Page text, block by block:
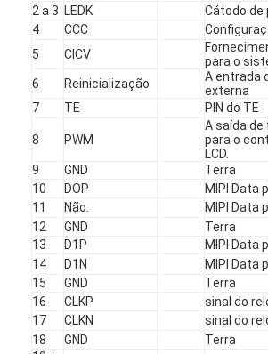
Casos
Exibição LCD TFT
IPS da exposição de TFT LCD
Display LCD quadrado
Exibição LCD circular
exposição de Epaper da E-tinta
TFT LCD capacitivo touchscreen
2 a 3 LEDK
Cátodo de
4
CCC
5
CICV
para o
6
Reinicialização
A entrada
externa
7
TE PIN do TE
8 PWM
A saída de
para o
LCD.
9
GND
Terra
10
DOP
MIPI Data
11
Não.
MIPI Data
12
GND
Terra
13
D1P
MIPI Data
14
D1N
MIPI Data
15
GND
Terra
16
CLKP
sinal do
17
CLKN
sinal do
18
GND
Terra